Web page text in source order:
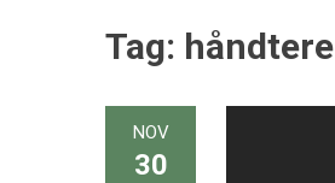
Tag: håndtere
NOV
30